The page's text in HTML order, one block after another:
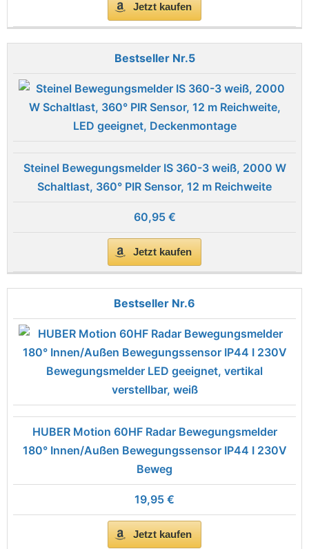
Jetzt kaufen
5
Steinel Bewegungsmelder IS 360-3 weiß, 2000 W
Schaltlast, 360° PIR Sensor, 12 m Reichweite
60,95 €
Jetzt kaufen
6
HUBER Motion 60HF Radar Bewegungsmelder
180° Innen/Außen Bewegungssensor IP44 I 230V
Beweg
19,95 €
Jetzt kaufen